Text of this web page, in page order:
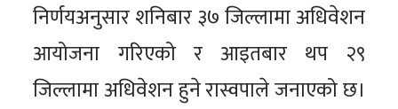
निर्णयअनुसार शनिबार ३७ जिल्लामा अधिवेशन
आयोजना गरिएको र आइतबार थप २९
जिल्लामा अधिवेशन हुने रास्वपाले जनाएको छ।